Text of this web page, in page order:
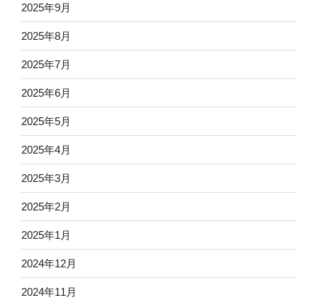
2025年9月
2025年8月
2025年7月
2025年6月
2025年5月
2025年4月
2025年3月
2025年2月
2025年1月
2024年12月
2024年11月